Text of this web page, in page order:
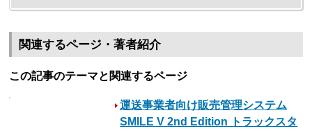
関連するページ・著者紹介
この記事のテーマと関連するページ
運送事業者向け販売管理システム
SMILE V 2nd Edition トラックスタ